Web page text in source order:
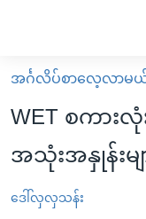
လွယ်ကူ
စေ
များ
မူလစာမျက်နှာ
မြန်မာ
ကမ္ဘာ့သတင်းများ
နိုင်ငံတကာ
ဗွီဒီယို
အင်္ဂလိပ်စာလေ့လာမ
WET စကား
အသုံးအနှုန်းမျ
ဒေါ်လှလှသန်း